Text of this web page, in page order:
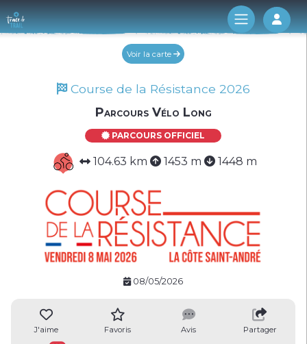
Log
Voir la carte
Course de la Résistance 2026
Parcours Vélo Long
PARCOURS OFFICIEL
104.63 km 1453 m 1448 m
08/05/2026
J'aime Favoris Avis Partager